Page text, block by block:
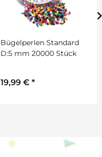
Bügelperlen Standard
D:5 mm 20000 Stück
19,99 € *